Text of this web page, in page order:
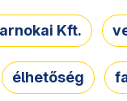
Kft.
élhetőség